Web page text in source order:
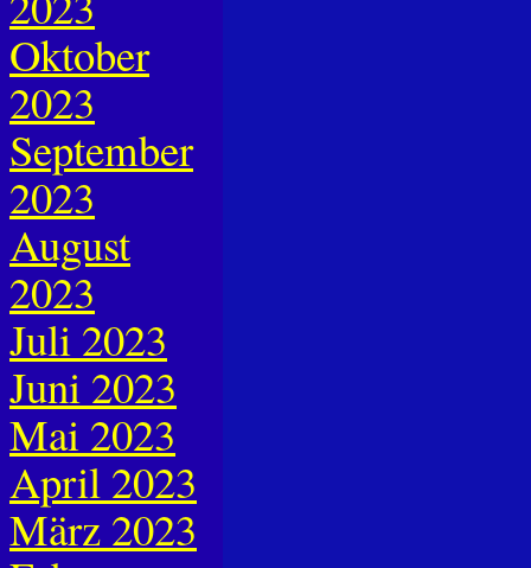
Oktober
2023
September
2023
August
2023
Juli 2023
Juni 2023
Mai 2023
April 2023
März 2023